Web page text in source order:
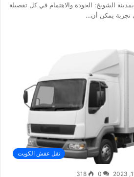
الشويخ: الجودة والاهتمام في كل تفصيلة
تجربة يمكن أن…
نقل عفش الكويت
0
318